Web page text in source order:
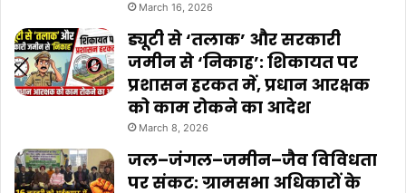
March 16, 2026
ड्यूटी से ‘तलाक’ और सरकारी
जमीन से ‘निकाह’: शिकायत पर
प्रशासन हरकत में, प्रधान आरक्षक
को काम रोकने का आदेश
March 8, 2026
जल–जंगल–जमीन–जैव विविधता
पर संकट: ग्रामसभा अधिकारों के